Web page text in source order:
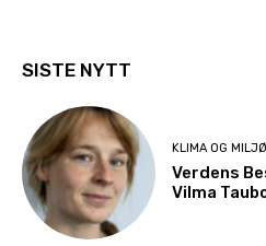
SISTE NYTT
KLIMA OG MILJØ
Verdens
Vilma